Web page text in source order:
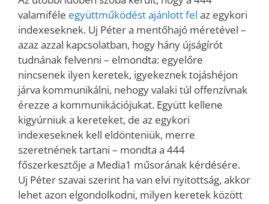
valamiféle együttműködést ajánlott fel az egykori
indexeseknek. Uj Péter a mentőhajó méretével –
azaz azzal kapcsolatban, hogy hány újságírót
tudnának felvenni – elmondta: egyelőre
nincsenek ilyen keretek, igyekeznek tojáshéjon
járva kommunikálni, nehogy valaki túl offenzívnak
érezze a kommunikációjukat. Együtt kellene
kigyúrniuk a kereteket, de az egykori
indexeseknek kell eldönteniük, merre
szeretnének tartani – mondta a 444
főszerkesztője a Media1 műsorának kérdésére.
Uj Péter szavai szerint ha van elvi nyitottság, akkor
lehet azon elgondolkodni, milyen keretek között